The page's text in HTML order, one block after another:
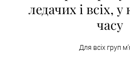
ледачих і всіх,
часу
Для всіх груп